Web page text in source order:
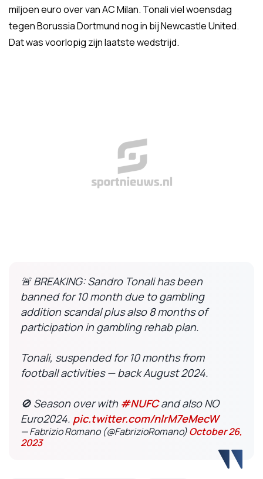
miljoen euro over van AC Milan. Tonali viel woensdag
tegen Borussia Dortmund nog in bij Newcastle United.
Dat was voorlopig zijn laatste wedstrijd.
🚨 BREAKING: Sandro Tonali has been
banned for 10 month due to gambling
addition scandal plus also 8 months of
participation in gambling rehab plan.
Tonali, suspended for 10 months from
football activities — back August 2024.
🚫 Season over with #NUFCand also NO
Euro2024. pic.twitter.com/nlrM7eMecW
— Fabrizio Romano (@FabrizioRomano)October 26,
2023